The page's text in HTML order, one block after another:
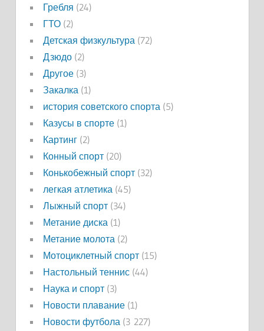
Гребля (24)
ГТО(2)
Детская физкультура (72)
Дзюдо(2)
Другое(3)
Закалка (1)
история советского спорта (5)
Казусы в спорте(1)
Картинг(2)
Конный спорт(20)
Конькобежный спорт(32)
легкая атлетика (45)
Лыжный спорт(34)
Метание диска (1)
Метание молота (2)
Мотоциклетный спорт(15)
Настольный теннис(44)
Наука и спорт(3)
Новости плавание(1)
Новости футбола (3 227)